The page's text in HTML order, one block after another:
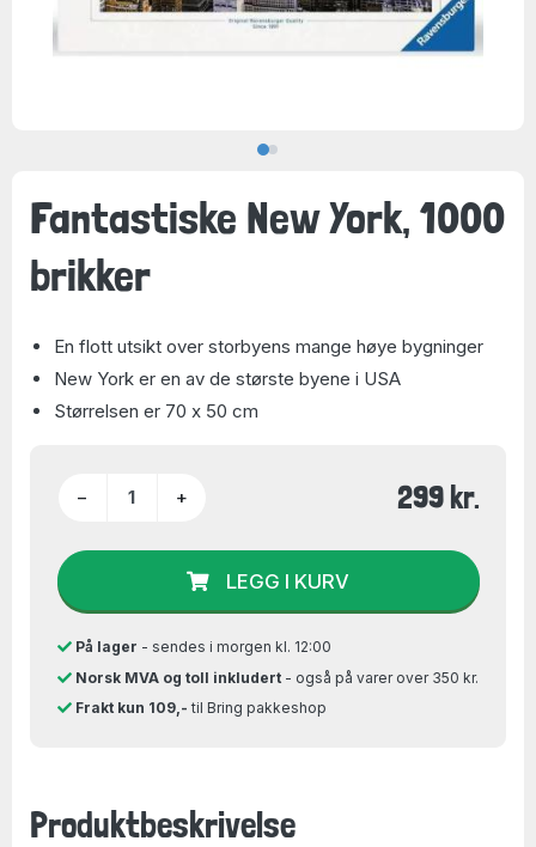
Fantastiske New York, 1000
brikker
En flott utsikt over storbyens mange høye bygninger
New York er en av de største byene i USA
Størrelsen er 70 x 50 cm
− + 299 kr.
LEGG I KURV
På lager - sendes i morgen kl. 12:00
Norsk MVA og toll inkludert- også på varer over 350 kr.
Frakt kun 109,- til Bring pakkeshop
Produktbeskrivelse